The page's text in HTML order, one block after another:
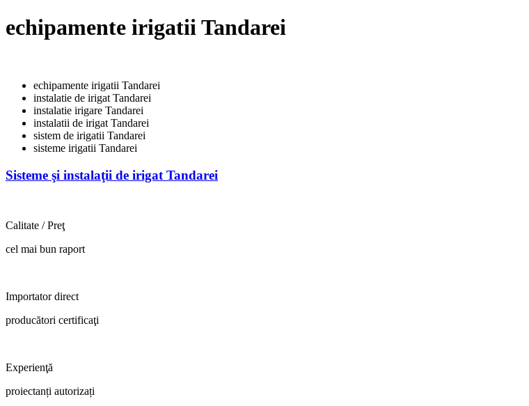
echipamente irigatii Tandarei
echipamente irigatii Tandarei
instalatie de irigat Tandarei
instalatie irigare Tandarei
instalatii de irigat Tandarei
sistem de irigatii Tandarei
sisteme irigatii Tandarei
Sisteme şi instalaţii de irigat Tandarei
Calitate / Preţ
cel mai bun raport
Importator direct
producători certificaţi
Experienţă
proiectanți autorizați